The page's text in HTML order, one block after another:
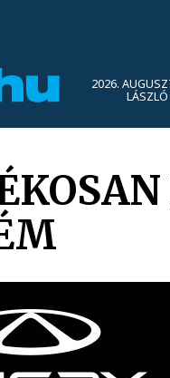
2026.
LÁSZLÓ